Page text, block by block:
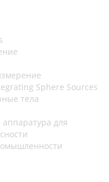
Sphere Sources
тела
для